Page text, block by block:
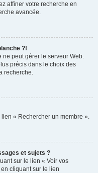
affiner votre recherche en
avancée.
?!
ne peut gérer le serveur Web.
précis dans le choix des
recherche.
« Rechercher un membre ».
et sujets ?
sur le lien « Voir vos
cliquant sur le lien